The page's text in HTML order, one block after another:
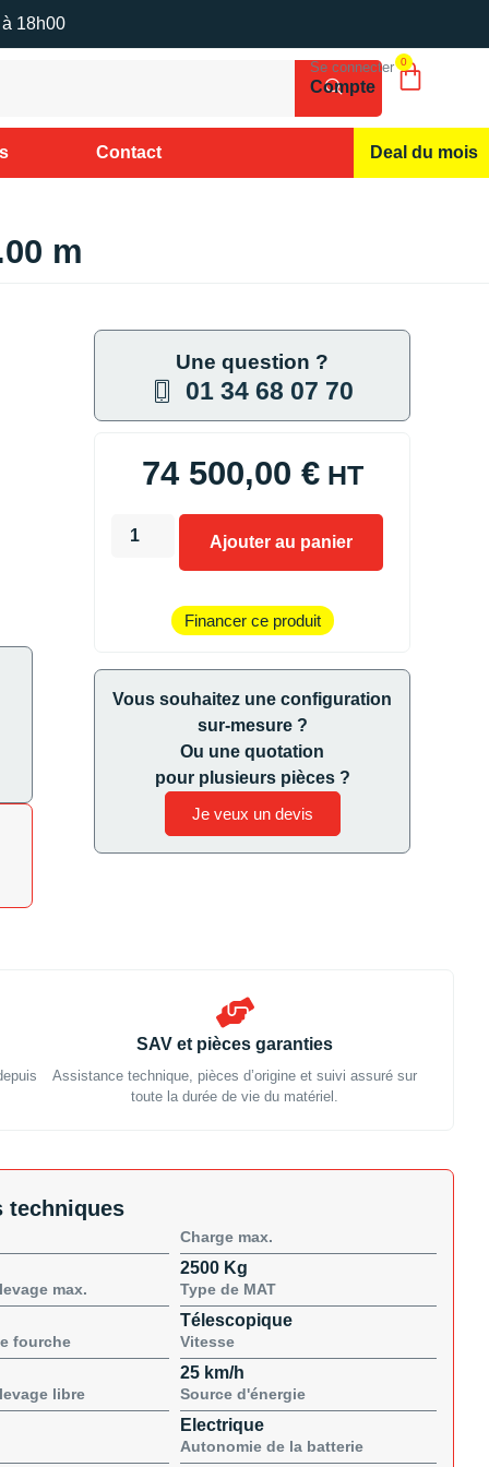
18h00
Se connecter
Compte
0
Contact Deal du mois
m
Une question ?
01 34 68 07 70
74 500,00 €HT
Ajouter au panier
Financer ce produit
Vous souhaitez une configuration
sur-mesure ?
Ou une quotation
pour plusieurs pièces ?
Je veux un devis
SAV et pièces garanties
Assistance technique, pièces d’origine et suivi assuré sur
toute la durée de vie du matériel.
techniques
Charge max.
2500 Kg
max. Type de MAT
Télescopique
fourche Vitesse
25 km/h
libre Source d'énergie
Electrique
Autonomie de la batterie